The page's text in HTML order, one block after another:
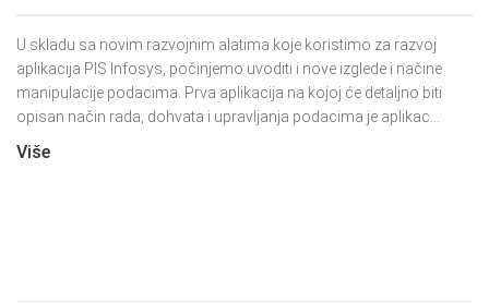
U skladu sa novim razvojnim alatima koje koristimo za razvoj
aplikacija PIS Infosys, počinjemo uvoditi i nove izglede i načine
manipulacije podacima. Prva aplikacija na kojoj će detaljno biti
opisan način rada, dohvata i upravljanja podacima je aplikac...
Više